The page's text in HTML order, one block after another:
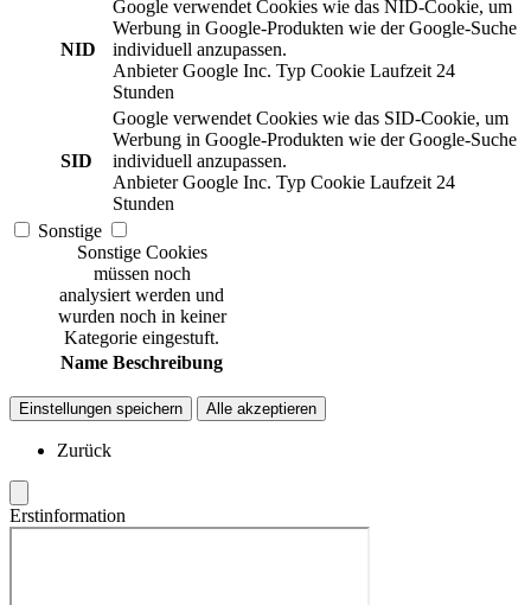
NID
Google verwendet Cookies wie das NID-Cookie, um
Werbung in Google-Produkten wie der Google-Suche
individuell anzupassen.
Anbieter Google Inc. Typ Cookie Laufzeit 24
Stunden
SID
Google verwendet Cookies wie das SID-Cookie, um
Werbung in Google-Produkten wie der Google-Suche
individuell anzupassen.
Anbieter Google Inc. Typ Cookie Laufzeit 24
Stunden
Sonstige
Sonstige Cookies
müssen noch
analysiert werden und
wurden noch in keiner
Kategorie eingestuft.
Name Beschreibung
Einstellungen speichern Alle akzeptieren
Zurück
Erstinformation